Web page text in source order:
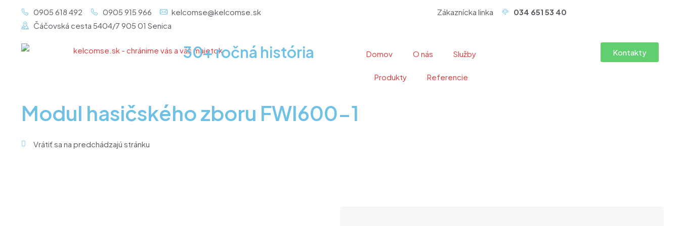
Preskočiť
0905 618 492 0905 915 966
kelcomse@kelcomse.sk
Čáčovská cesta 5404/7 905 01 Senica
Zákaznícka linka 034 651 53 40
30+ ročná história Domov O nás Služby
Produkty Referencie
Kontakty
Modul hasičského zboru FWI600-1
Vrátiť sa na predchádzajú stránku